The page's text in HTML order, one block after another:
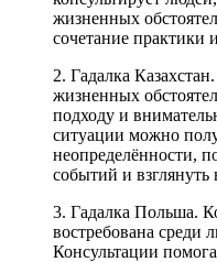
жизненных
сочетание
2. Гадалка
жизненных
подходу и
ситуации можно
неопределённости,
событий и
3. Гадалка Польша.
востребована среди
Консультации